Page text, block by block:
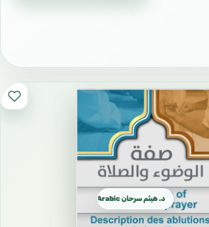
د. هيثم سرحان Arabic العربية